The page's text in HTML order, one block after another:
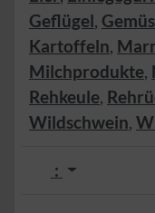
Geflügel,
Kartoffeln,
Milchprodukte,
Rehkeule,
Wildschwein,
: